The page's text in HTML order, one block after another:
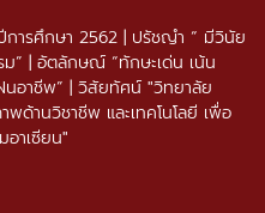
การศึกษา 2562 | ปรัชญำ “ มีวินัย
| อัตลักษณ์ “ทักษะเด่น เน้น
อาชีพ” | วิสัยทัศน์ "วิทยาลัย
ด้านวิชาชีพ และเทคโนโลยี เพื่อ
าเซียน"